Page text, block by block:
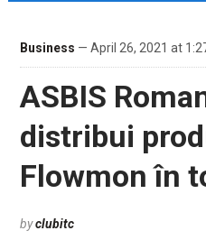
Business — April 26, 2021 at
ASBIS
distribui
Flowmon în
byclubitc